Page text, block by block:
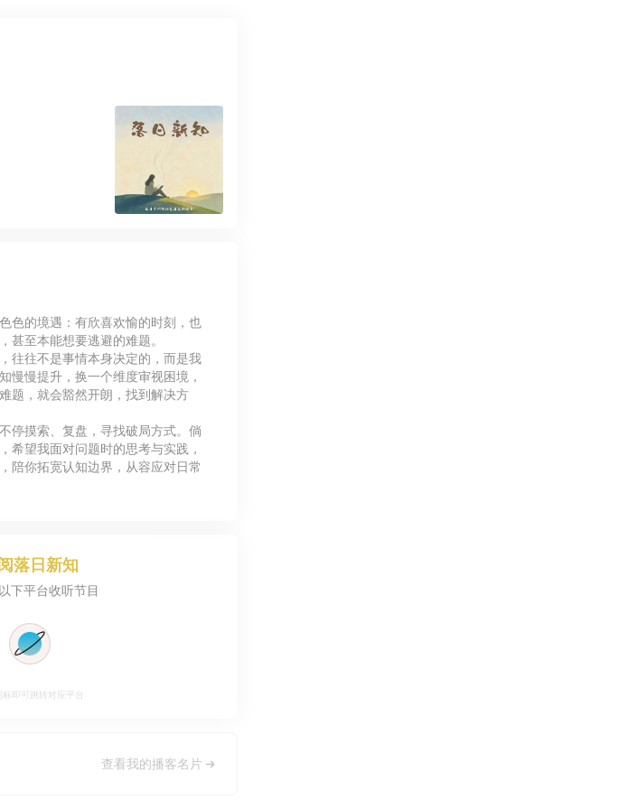
色的境遇：有欣喜欢愉的时刻，也
甚至本能想要逃避的难题。
往往不是事情本身决定的，而是我
慢慢提升，换一个维度审视困境，
题，就会豁然开朗，找到解决方
停摸索、复盘，寻找破局方式。倘
希望我面对问题时的思考与实践，
陪你拓宽认知边界，从容应对日常
落日新知
下平台收听节目
标即可跳转对应平台
查看我的播客名片